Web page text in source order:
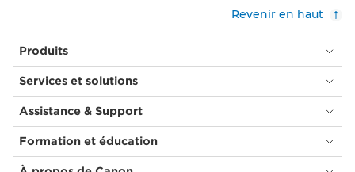
Revenir en haut
Produits
Services et solutions
Assistance & Support
Formation et éducation